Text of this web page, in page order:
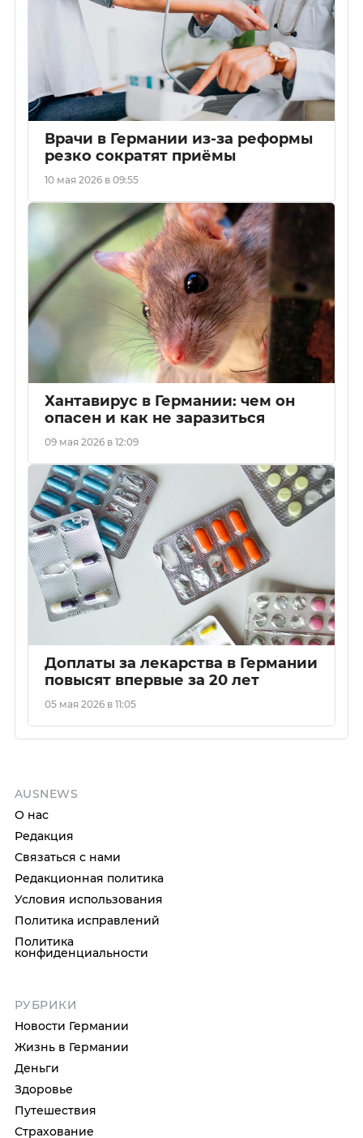
Врачи в Германии из-за реформы
резко сократят приёмы
10 мая 2026 в 09:55
Хантавирус в Германии: чем он
опасен и как не заразиться
09 мая 2026 в 12:09
Доплаты за лекарства в Германии
повысят впервые за 20 лет
05 мая 2026 в 11:05
AUSNEWS
О нас
Редакция
Связаться с нами
Редакционная политика
Условия использования
Политика исправлений
Политика
конфиденциальности
РУБРИКИ
Новости Германии
Жизнь в Германии
Деньги
Здоровье
Путешествия
Страхование